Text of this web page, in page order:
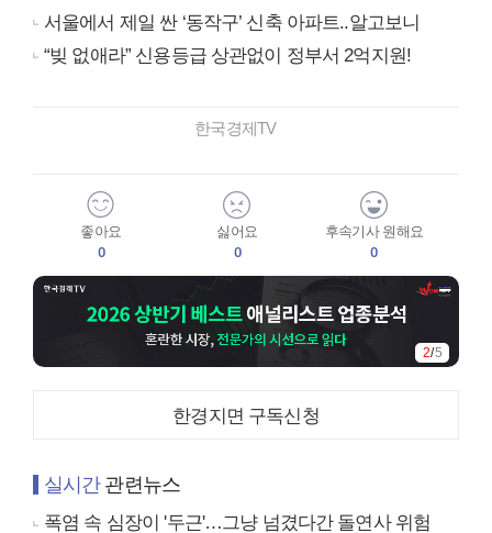
서울에서 제일 싼 ‘동작구’ 신축 아파트..알고보니
“빚 없애라” 신용등급 상관없이 정부서 2억지원!
한국경제TV
좋아요
0
싫어요
0
후속기사 원해요
0
2/5
한경지면 구독신청
실시간관련뉴스
폭염 속 심장이 '두근'…그냥 넘겼다간 돌연사 위험